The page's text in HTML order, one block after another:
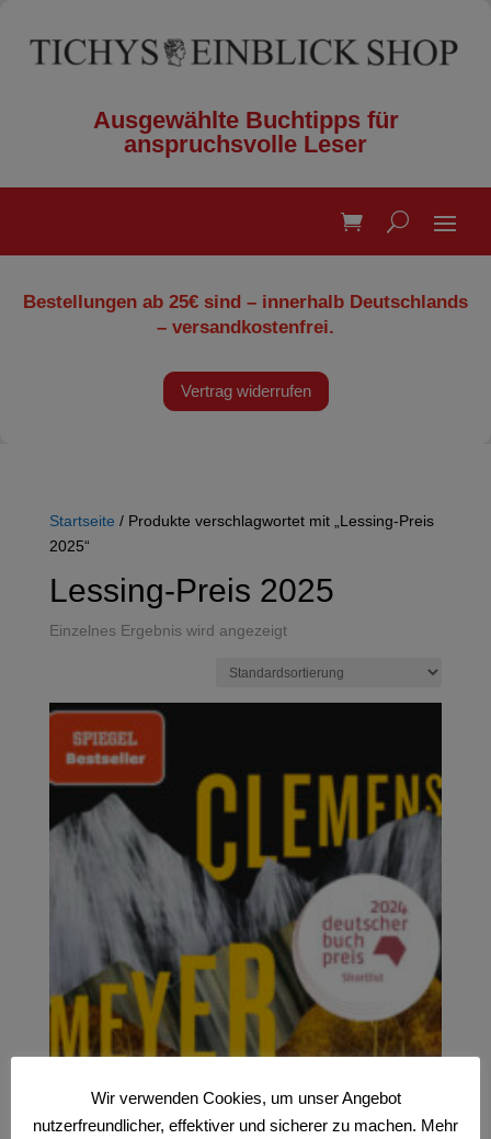
Ausgewählte Buchtipps für
anspruchsvolle Leser
Bestellungen ab 25€ sind – innerhalb Deutschlands
– versandkostenfrei.
Vertrag widerrufen
Startseite / Produkte verschlagwortet mit „Lessing-Preis
2025“
Lessing-Preis 2025
Einzelnes Ergebnis wird angezeigt
Wir verwenden Cookies, um unser Angebot
nutzerfreundlicher, effektiver und sicherer zu machen. Mehr